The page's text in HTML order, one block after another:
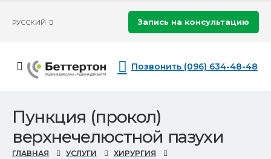
РУССКИЙ Запись на консультацию
Позвонить (096) 634-48-48
Пункция (прокол)
верхнечелюстной пазухи
ГЛАВНАЯ УСЛУГИ
ХИРУРГИЯ